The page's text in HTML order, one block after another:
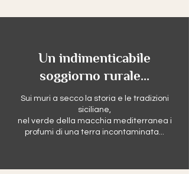
Un indimenticabile
soggiorno rurale...
Sui muri a secco la storia e le tradizioni
siciliane,
nel verde della macchia mediterranea i
profumi di una terra incontaminata...